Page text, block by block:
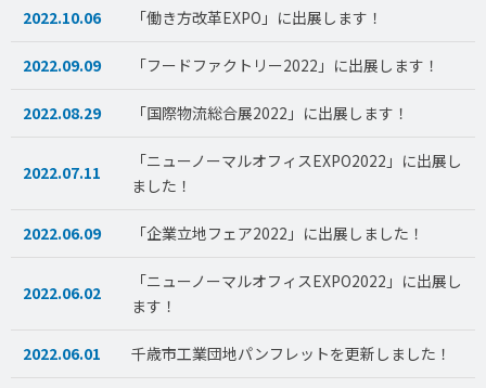
2022.10.06 「働き方改革EXPO」に出展します！
2022.09.09 「フードファクトリー2022」に出展します！
2022.08.29 「国際物流総合展2022」に出展します！
2022.07.11
「ニューノーマルオフィスEXPO2022」に出展し
ました！
2022.06.09 「企業立地フェア2022」に出展しました！
2022.06.02
「ニューノーマルオフィスEXPO2022」に出展し
ます！
2022.06.01 千歳市工業団地パンフレットを更新しました！